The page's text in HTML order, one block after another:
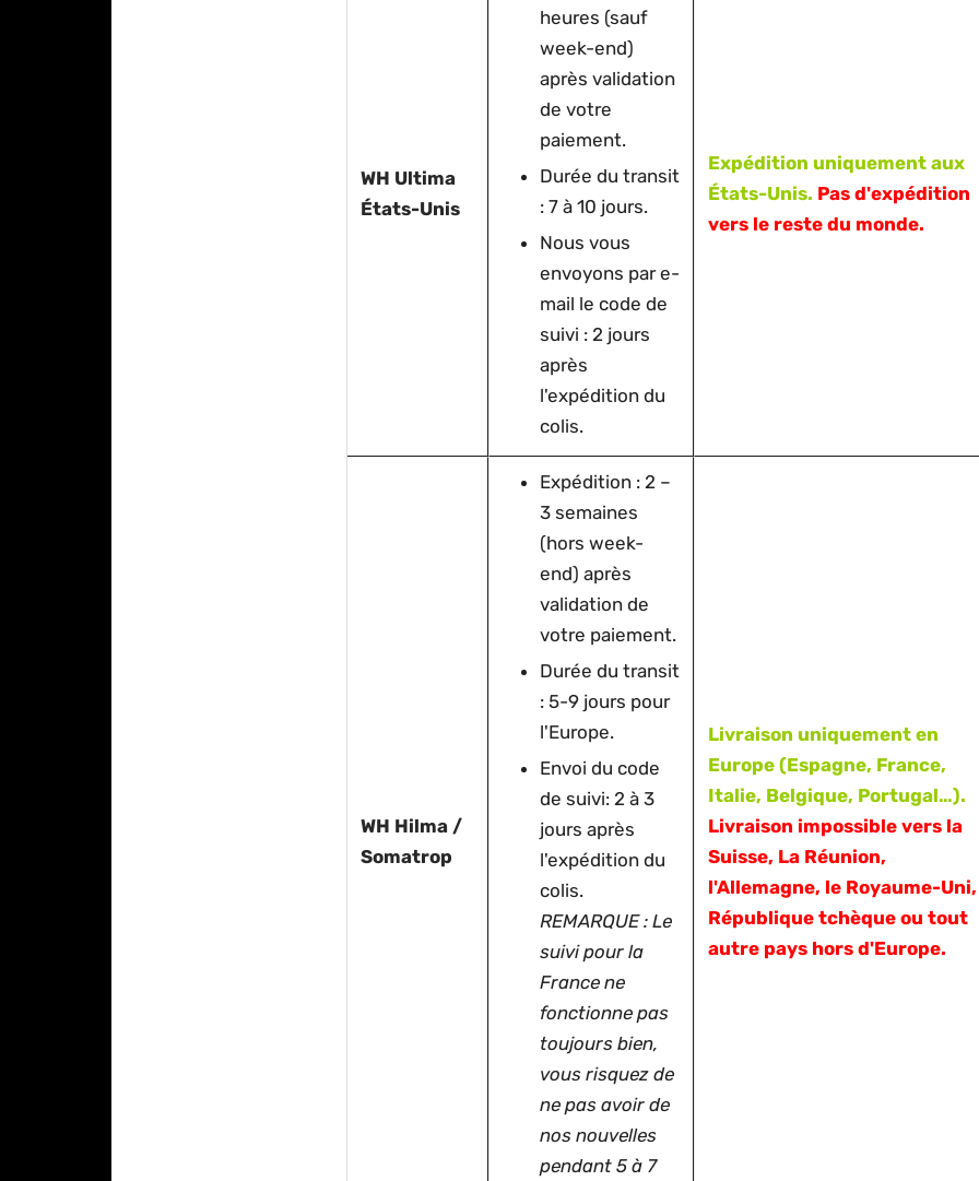
WH Ultima
États-Unis
heures (sauf
week-end)
après validation
de votre
paiement.
Durée du transit
: 7 à 10 jours.
Nous vous
envoyons par e-
mail le code de
suivi : 2 jours
après
l'expédition du
colis.
Expédition uniquement aux
États-Unis. Pas d'expédition
vers le reste du monde.
WH Hilma /
Somatrop
Expédition : 2 –
3 semaines
(hors week-
end) après
validation de
votre paiement.
Durée du transit
: 5-9 jours pour
l'Europe.
Envoi du code
de suivi: 2 à 3
jours après
l'expédition du
colis.
REMARQUE : Le
suivi pour la
France ne
fonctionne pas
toujours bien,
vous risquez de
ne pas avoir de
nos nouvelles
pendant 5 à 7
Livraison uniquement en
Europe (Espagne, France,
Italie, Belgique, Portugal…).
Livraison impossible vers la
Suisse, La Réunion,
l'Allemagne, le Royaume-
République tchèque ou tout
autre pays hors d'Europe.